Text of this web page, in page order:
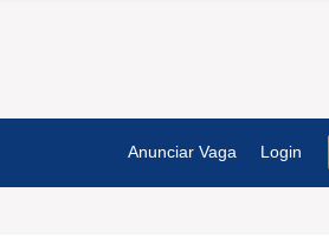
Anunciar Vaga Login